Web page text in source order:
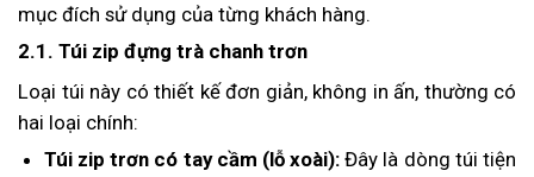
mục đích sử dụng của từng khách hàng.
2.1. Túi zip đựng trà chanh trơn
Loại túi này có thiết kế đơn giản, không in ấn, thường có
hai loại chính:
Túi zip trơn có tay cầm (lỗ xoài): Đây là dòng túi tiện